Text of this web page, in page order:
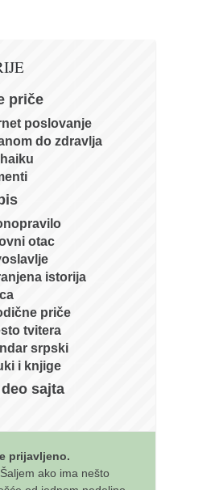
priče
poslovanje
do zdravlja
otac
istorija
priče
tvitera
srpski
i knjige
sajta
prijavljeno.
ako ima nešto